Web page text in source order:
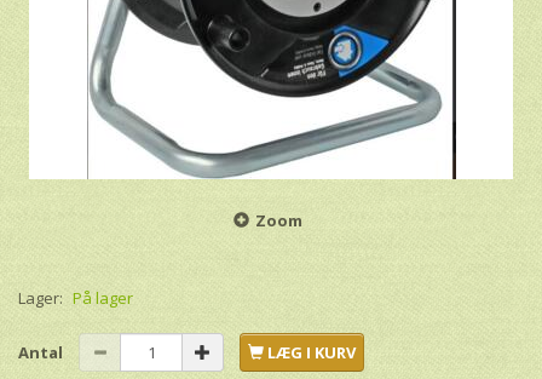
Zoom
Lager: På lager
Antal LÆG I KURV